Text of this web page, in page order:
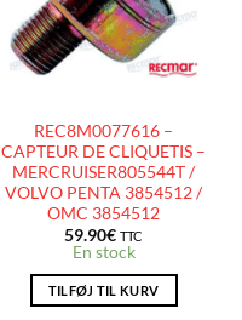
REC8M0077616 –
CAPTEUR DE CLIQUETIS –
MERCRUISER805544T /
VOLVO PENTA 3854512 /
OMC 3854512
59.90€ TTC
En stock
TILFØJ TIL KURV